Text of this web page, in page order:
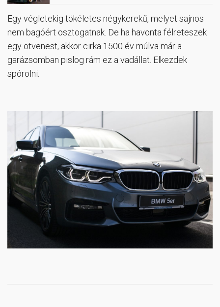
Egy végletekig tökéletes négykerekű, melyet sajnos
nem bagóért osztogatnak. De ha havonta félreteszek
egy ötvenest, akkor cirka 1500 év múlva már a
garázsomban pislog rám ez a vadállat. Elkezdek
spórolni.